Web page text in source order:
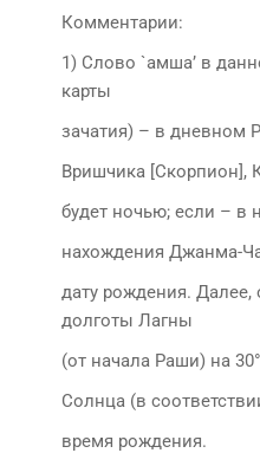
Комментарии:
1) Слово `амша’ в
карты
зачатия) – в дневном
Вришчика [Скорпион],
будет ночью; если – в
нахождения Джанма-
дату рождения.
долготы Лагны
(от начала Раши) на
Солнца (в
время рождения.